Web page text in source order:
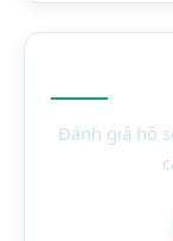
Đánh giá hồ